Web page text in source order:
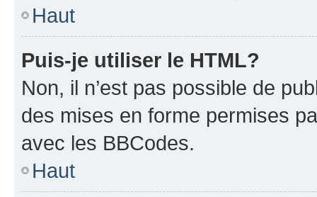
Haut
Puis-je utiliser le HTML?
Non, il n’est pas possible de
des mises en forme permises
avec les BBCodes.
Haut